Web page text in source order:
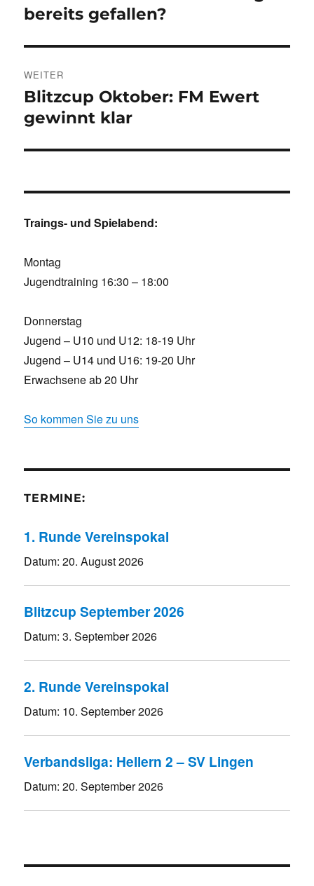
Beitrag:
bereits gefallen?
WEITER
Nächster
Beitrag:
Blitzcup Oktober: FM Ewert
gewinnt klar
Traings- und Spielabend:
Montag
Jugendtraining 16:30 – 18:00
Donnerstag
Jugend – U10 und U12: 18-19 Uhr
Jugend – U14 und U16: 19-20 Uhr
Erwachsene ab 20 Uhr
So kommen Sie zu uns
TERMINE:
1. Runde Vereinspokal
Datum:20. August 2026
Blitzcup September 2026
Datum:3. September 2026
2. Runde Vereinspokal
Datum: 10. September 2026
Verbandsliga: Hellern 2 – SV Lingen
Datum:20. September 2026